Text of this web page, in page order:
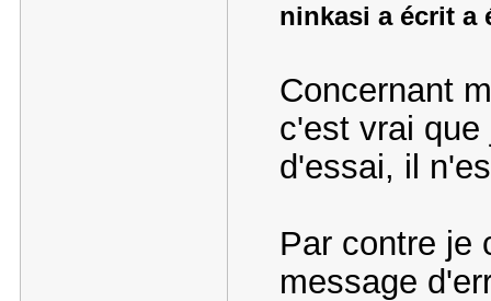
ninkasi a écrit a
Concernant
c'est vrai
d'essai, il
Par contre je
message